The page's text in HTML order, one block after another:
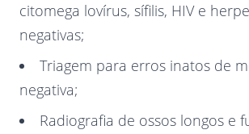
citomega lovírus, sífilis, HIV e
negativas;
Triagem para erros inatos de
negativa;
Radiografia de ossos longos e